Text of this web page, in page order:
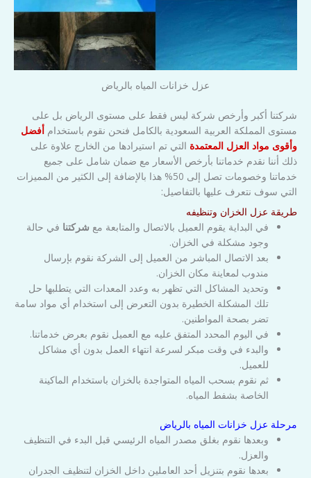
عزل خزانات المياه بالرياض
شركتنا أكبر وأرخص شركة ليس فقط على مستوى الرياض بل على
مستوى المملكة العربية السعودية بالكامل فنحن نقوم باستخدام أفضل
وأقوى مواد العزل المعتمدة التي تم استيرادها من الخارج علاوة على
ذلك أننا نقدم خدماتنا بأرخص الأسعار مع ضمان شامل على جميع
خدماتنا وخصومات تصل إلى 50% هذا بالإضافة إلى الكثير من المميزات
التي سوف نتعرف عليها بالتفاصيل:
طريقة عزل الخزان وتنظيفه
في البداية يقوم العميل بالاتصال والمتابعة مع شركتنا في حالة
وجود مشكلة في الخزان.
بعد الاتصال المباشر من العميل إلى الشركة نقوم بإرسال
مندوب لمعاينة مكان الخزان.
وتحديد المشاكل التي تظهر به وعدد المعدات التي يتطلبها حل
تلك المشكلة الخطيرة بدون التعرض إلى استخدام أي مواد سامة
تضر بصحة المواطنين.
في اليوم المحدد المتفق عليه مع العميل نقوم بعرض خدماتنا.
والبدء في وقت مبكر لسرعة انتهاء العمل بدون أي مشاكل
للعميل.
ثم نقوم بسحب المياه المتواجدة بالخزان باستخدام الماكينة
الخاصة بشفط المياه.
مرحلة عزل خزانات المياه بالرياض
وبعدها نقوم بغلق مصدر المياه الرئيسي قبل البدء في التنظيف
والعزل.
بعدها نقوم بتنزيل أحد العاملين داخل الخزان لتنظيف الجدران